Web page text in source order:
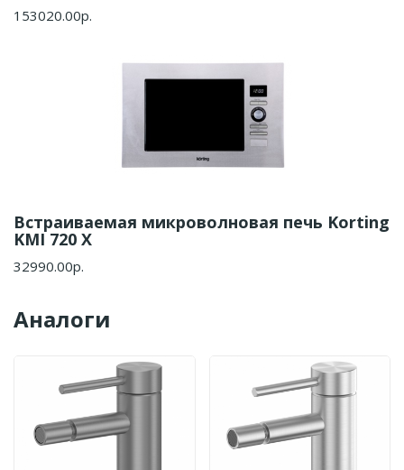
153020.00р.
Встраиваемая микроволновая печь Korting
KMI 720 X
32990.00р.
Аналоги